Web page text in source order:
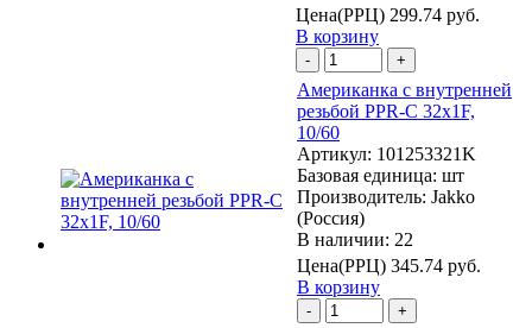
Цена(РРЦ) 299.74 руб.
В корзину
- +
Американка с внутренней
резьбой PPR-C 32х1F,
10/60
Артикул: 101253321K
Базовая единица: шт
Производитель: Jakko
(Россия)
В наличии: 22
Цена(РРЦ) 345.74 руб.
В корзину
- +